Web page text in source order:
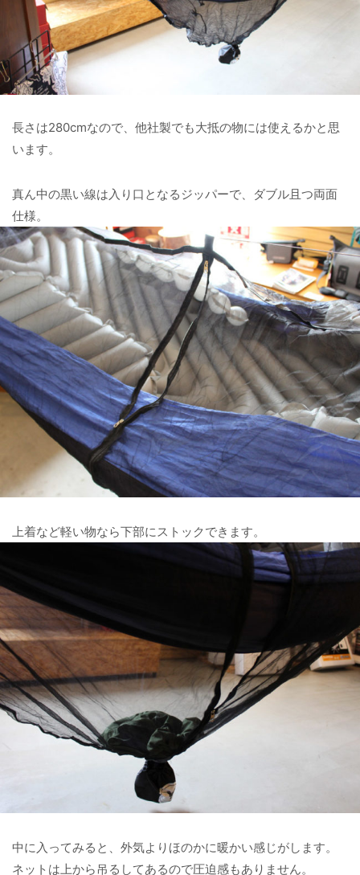
長さは280cmなので、他社製でも大抵の物には使えるかと思
います。
真ん中の黒い線は入り口となるジッパーで、ダブル且つ両面
仕様。
上着など軽い物なら下部にストックできます。
中に入ってみると、外気よりほのかに暖かい感じがします。
ネットは上から吊るしてあるので圧迫感もありません。